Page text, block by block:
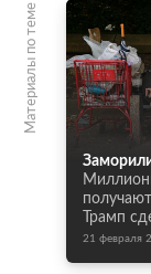
Материалы по теме
Трамп
21 февраля